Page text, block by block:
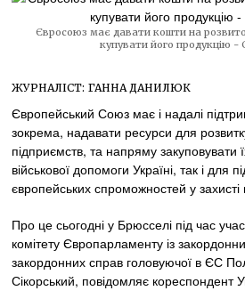
Євросоюз має давати кошти на
купувати його продукцію -
ЖУРНАЛІСТ: ГАННА ДАНИЛЮК
Європейський Союз має і надалі
зокрема, надавати ресурси для
підприємств, та напряму закуповувати
військової допомоги Україні, так і для
європейських спроможностей у захисті
Про це сьогодні у Брюсселі під час
комітету Європарламенту із
закордонних справ головуючої в ЄС
Сікорський, повідомляє кореспондент